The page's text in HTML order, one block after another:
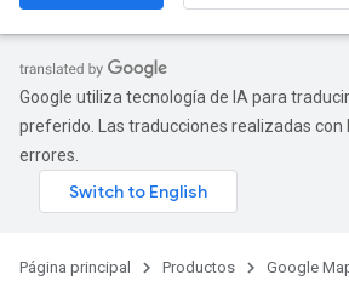
Google utiliza tecnología de IA para
preferido. Las traducciones realizadas con
errores.
Página principal Productos
Google